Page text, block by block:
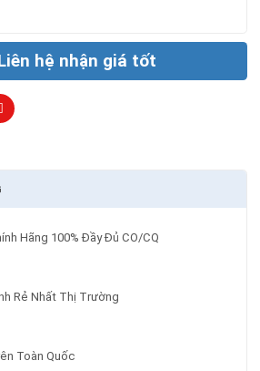
hệ nhận giá tốt
Hãng 100% Đầy Đủ CO/CQ
Rẻ Nhất Thị Trường
Toàn Quốc